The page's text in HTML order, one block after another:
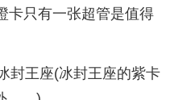
卡只有一张超管是值得
封王座(冰封王座的紫卡